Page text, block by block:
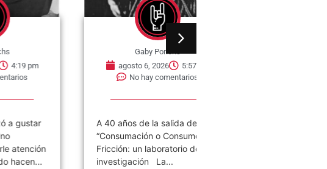
agosto 6, 2026
5:57 pm
No hay comentarios
A 40 años de la salida de
“Consumación o Consumo” de
Fricción: un laboratorio de
investigación La...